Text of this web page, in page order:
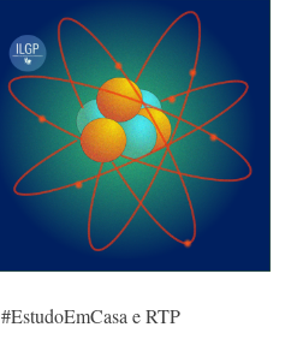
#EstudoEmCasa e RTP